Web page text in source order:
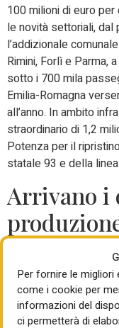
Per fornire le migliori
come i cookie per
informazioni del
ci permetterà di
100 milioni di euro
le novità settoriali, dal
l’addizionale
Rimini, Forlì e Parma,
sotto i 700 mila
Emilia-Romagna
all’anno. In ambito
straordinario di 1,2
Potenza per il
statale 93 e della
Arrivano i
Nella settimana di
appuntamenti di
arriveranno dagli Usa:
terzo trimestre
un dato forte, grazie